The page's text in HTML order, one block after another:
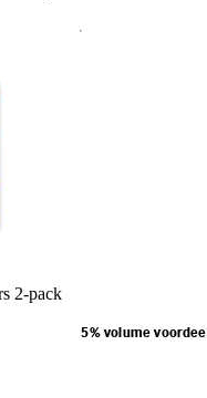
2-pack
5% volume voordeel